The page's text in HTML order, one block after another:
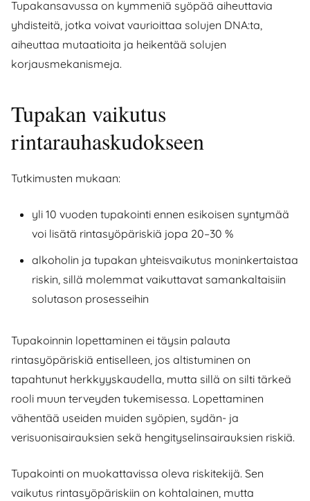
Tupakansavussa on kymmeniä syöpää aiheuttavia
yhdisteitä, jotka voivat vaurioittaa solujen DNA:ta,
aiheuttaa mutaatioita ja heikentää solujen
korjausmekanismeja.
Tupakan vaikutus
rintarauhaskudokseen
Tutkimusten mukaan:
yli 10 vuoden tupakointi ennen esikoisen syntymää
voi lisätä rintasyöpäriskiä jopa 20–30 %
alkoholin ja tupakan yhteisvaikutus moninkertaistaa
riskin, sillä molemmat vaikuttavat samankaltaisiin
solutason prosesseihin
Tupakoinnin lopettaminen ei täysin palauta
rintasyöpäriskiä entiselleen, jos altistuminen on
tapahtunut herkkyyskaudella, mutta sillä on silti tärkeä
rooli muun terveyden tukemisessa. Lopettaminen
vähentää useiden muiden syöpien, sydän- ja
verisuonisairauksien sekä hengityselinsairauksien riskiä.
Tupakointi on muokattavissa oleva riskitekijä. Sen
vaikutus rintasyöpäriskiin on kohtalainen, mutta